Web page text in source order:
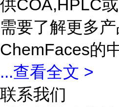
供COA,HPLC
需要了解更多
ChemFaces的
...查看全文 >
联系我们